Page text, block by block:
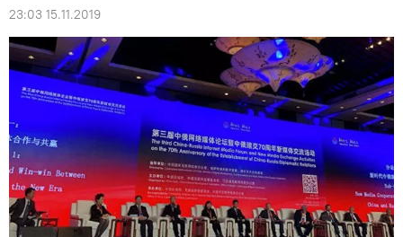
23:03 15.11.2019